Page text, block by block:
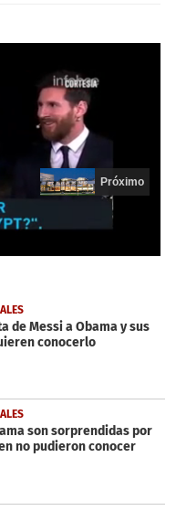
Próximo
de Messi a Obama y sus
conocerlo
son sorprendidas por
no pudieron conocer